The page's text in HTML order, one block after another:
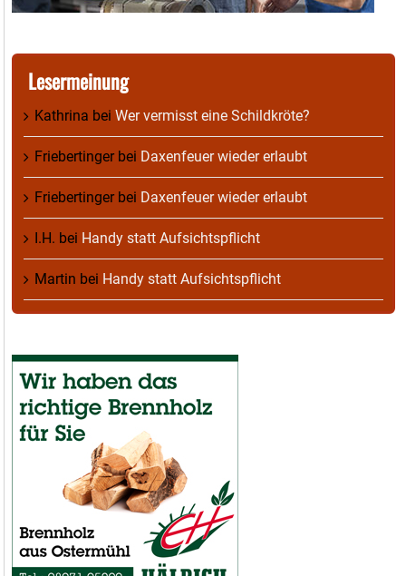
Lesermeinung
Kathrina bei Wer vermisst eine Schildkröte?
Friebertingerbei Daxenfeuer wieder erlaubt
Friebertingerbei Daxenfeuer wieder erlaubt
I.H. bei Handy statt Aufsichtspflicht
Martin bei Handy statt Aufsichtspflicht